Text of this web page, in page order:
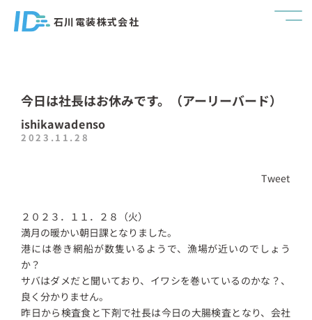
石川電装株式会社
今日は社長はお休みです。（アーリーバード）
ishikawadenso
2023.11.28
Tweet
２０２３．１１．２８（火）
満月の暖かい朝日課となりました。
港には巻き網船が数隻いるようで、漁場が近いのでしょう
か？
サバはダメだと聞いており、イワシを巻いているのかな？、
良く分かりません。
昨日から検査食と下剤で社長は今日の大腸検査となり、会社